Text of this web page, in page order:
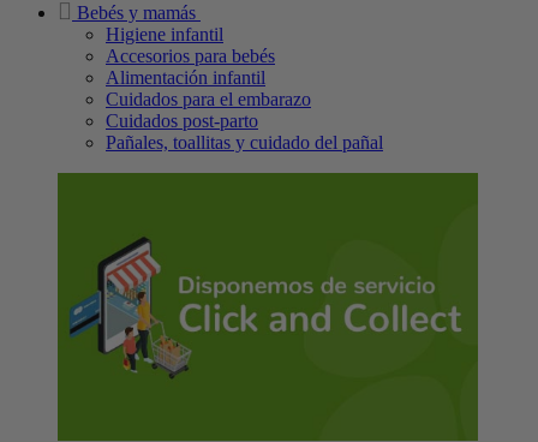
Bebés y mamás
Higiene infantil
Accesorios para bebés
Alimentación infantil
Cuidados para el embarazo
Cuidados post-parto
Pañales, toallitas y cuidado del pañal